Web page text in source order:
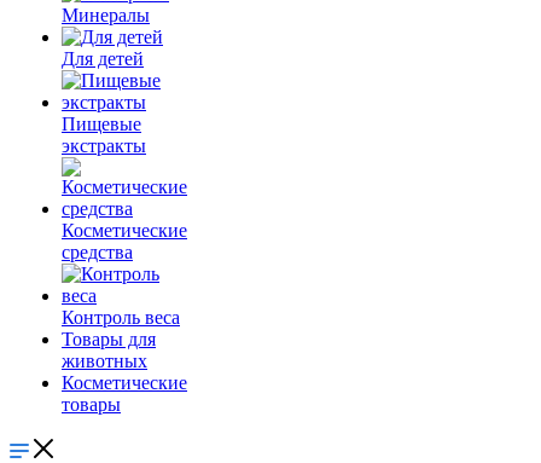
Минералы
Для детей
Пищевые
экстракты
Косметические
средства
Контроль веса
Товары для
животных
Косметические
товары